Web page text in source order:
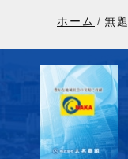
ホーム 無題